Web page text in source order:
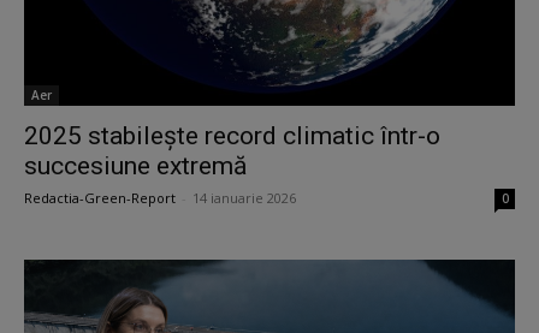
Aer
2025 stabilește record climatic într-o
succesiune extremă
Redactia-Green-Report 14 ianuarie 2026 0